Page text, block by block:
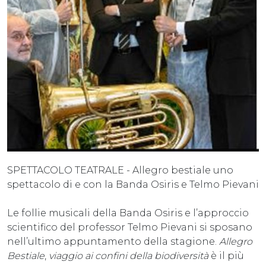
SPETTACOLO TEATRALE - Allegro bestiale uno
spettacolo di e con la Banda Osiris e Telmo Pievani
Le follie musicali della Banda Osiris e l’approccio
scientifico del professor Telmo Pievani si sposano
nell’ultimo appuntamento della stagione. Allegro
Bestiale viaggio ai confini della biodiversitàè il più